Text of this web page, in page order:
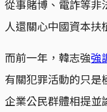
從事賭博、電詐等非
人還關心中國資本扶
而前一年，韓志強強
有關犯罪活動的只是
企業公民群體相提並